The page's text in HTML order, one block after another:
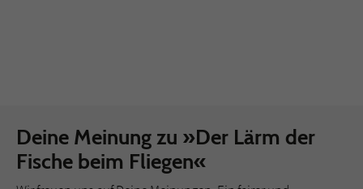
Deine Meinung zu »Der Lärm der
Fische beim Fliegen«